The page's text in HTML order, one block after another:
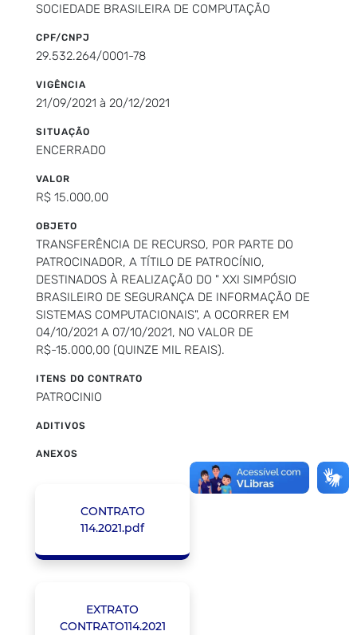
SOCIEDADE BRASILEIRA DE COMPUTAÇÃO
CPF/CNPJ
29.532.264/0001-78
VIGÊNCIA
21/09/2021 à 20/12/2021
SITUAÇÃO
ENCERRADO
VALOR
R$ 15.000,00
OBJETO
TRANSFERÊNCIA DE RECURSO, POR PARTE DO
PATROCINADOR, A TÍTILO DE PATROCÍNIO,
DESTINADOS À REALIZAÇÃO DO " XXI SIMPÓSIO
BRASILEIRO DE SEGURANÇA DE INFORMAÇÃO DE
SISTEMAS COMPUTACIONAIS", A OCORRER EM
04/10/2021 A 07/10/2021, NO VALOR DE
R$-15.000,00 (QUINZE MIL REAIS).
ITENS DO CONTRATO
PATROCINIO
ADITIVOS
ANEXOS
CONTRATO
114.2021.pdf
EXTRATO
CONTRATO114.2021